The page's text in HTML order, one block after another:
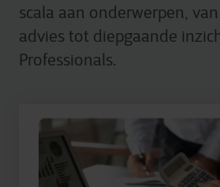
scala aan onderwerpen,
advies tot diepgaande
Professionals.